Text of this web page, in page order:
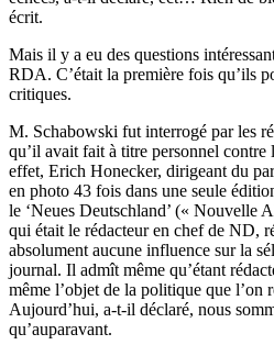
écrit.
Mais il y a eu des questions
RDA. C’était la première fois qu’ils
critiques.
M. Schabowski fut interrogé par les
qu’il avait fait à titre personnel contre
effet, Erich Honecker, dirigeant du
en photo 43 fois dans une seule
le ‘Neues Deutschland’ (« Nouvelle
qui était le rédacteur en chef de ND,
absolument aucune influence sur la
journal. Il admît même qu’étant
même l’objet de la politique que l’on
Aujourd’hui, a-t-il déclaré, nous
qu’auparavant.